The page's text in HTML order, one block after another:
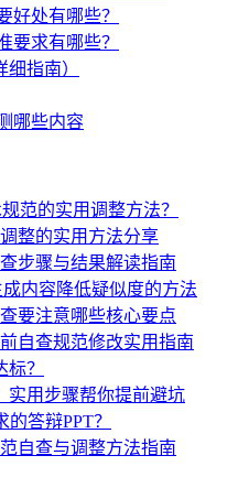
好处有哪些？
要求有哪些？
指南）
哪些内容
范的实用调整方法？
整的实用方法分享
步骤与结果解读指南
内容降低疑似度的方法
要注意哪些核心要点
自查规范修改实用指南
？
实用步骤帮你提前避坑
答辩PPT？
自查与调整方法指南